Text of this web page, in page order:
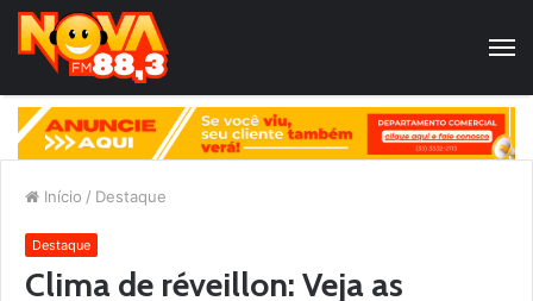
Início / Destaque
Destaque
Clima de réveillon: Veja as